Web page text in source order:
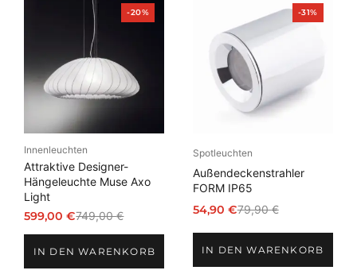
-20%Produkt
im
Innenleuchten
Attraktive Designer-
Hängeleuchte Muse Axo
Light
749,00€
Ursprünglicher
war:
599,00€
Aktueller
ist:IN DEN WARENKORB
-31%Produkt
im
Spotleuchten
Außendeckenstrahler
FORM IP65
79,90€
Ursprünglicher
Preis
war:
79,90 €
54,90 €
Aktueller
Preis
ist:
54,90 €.
IN DEN WARENKORB